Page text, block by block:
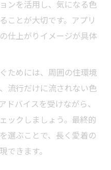
ンを活用し、気になる色
ことが大切です。アプリ
仕上がりイメージが具体
ためには、周囲の住環境
流行だけに流されない色
バイスを受けながら、
ックしましょう。最終的
選ぶことで、長く愛着の
できます。